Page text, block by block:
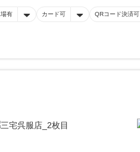
有 カード可 QRコード決済可